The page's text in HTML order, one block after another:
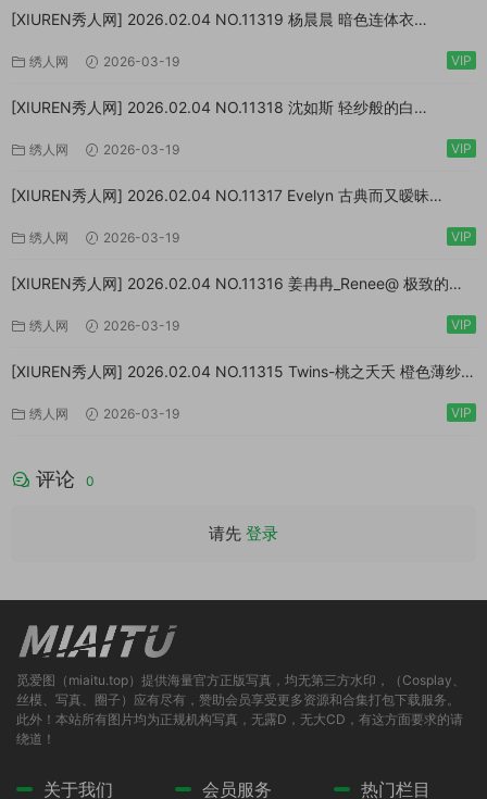
[XIUREN秀人网] 2026.02.04 NO.11319 杨晨晨 暗色连体衣
绣人网 2026-03-19 VIP
[XIUREN秀人网] 2026.02.04 NO.11318 沈如斯 轻纱般的白
绣人网 2026-03-19 VIP
[XIUREN秀人网] 2026.02.04 NO.11317 Evelyn 古典而又暧昧
绣人网 2026-03-19 VIP
[XIUREN秀人网] 2026.02.04 NO.11316 姜冉冉_Renee@ 极致的反
绣人网 2026-03-19 VIP
[XIUREN秀人网] 2026.02.04 NO.11315 Twins-桃之夭夭 橙色薄纱
绣人网 2026-03-19 VIP
评论 0
请先 登录
觅爱图（miaitu.top）提供海量官方正版写真，均无第三方水印，（Cosplay、
丝模、写真、圈子）应有尽有，赞助会员享受更多资源和合集打包下载服务。
此外！本站所有图片均为正规机构写真，无露D，无大CD，有这方面要求的请
绕道！
关于我们 会员服务 热门栏目